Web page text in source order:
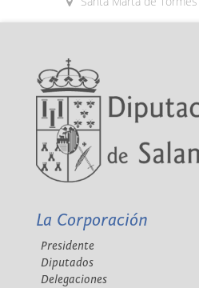
La Corporación
Presidente
Diputados
Delegaciones